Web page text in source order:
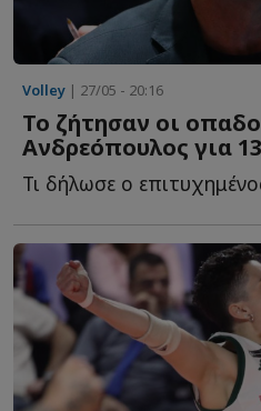
Volley | 27/05 - 20:16
Το ζήτησαν οι
Ανδρεόπουλος για
Τι δήλωσε ο